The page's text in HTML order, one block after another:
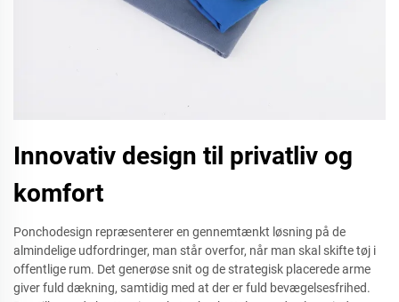
Innovativ design til privatliv og
komfort
Ponchodesign repræsenterer en gennemtænkt løsning på de
almindelige udfordringer, man står overfor, når man skal skifte tøj i
offentlige rum. Det generøse snit og de strategisk placerede arme
giver fuld dækning, samtidig med at der er fuld bevægelsesfrihed.